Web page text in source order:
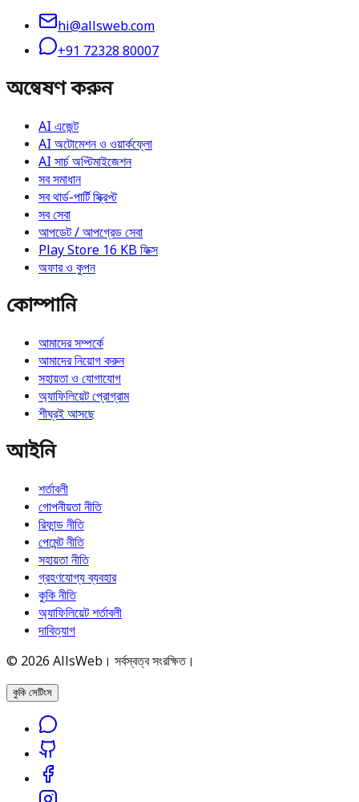
hi@allsweb.com
+91 72328 80007
অন্বেষণ করুন
AI এজেন্ট
AI অটোমেশন ও ওয়ার্কফ্লো
AI সার্চ অপ্টিমাইজেশন
সব সমাধান
সব থার্ড-পার্টি স্ক্রিপ্ট
সব সেবা
আপডেট / আপগ্রেড সেবা
Play Store 16 KB ফিক্স
অফার ও কুপন
কোম্পানি
আমাদের সম্পর্কে
আমাদের নিয়োগ করুন
সহায়তা ও যোগাযোগ
অ্যাফিলিয়েট প্রোগ্রাম
শীঘ্রই আসছে
আইনি
শর্তাবলী
গোপনীয়তা নীতি
রিফান্ড নীতি
পেমেন্ট নীতি
সহায়তা নীতি
গ্রহণযোগ্য ব্যবহার
কুকি নীতি
অ্যাফিলিয়েট শর্তাবলী
দাবিত্যাগ
© 2026 AllsWeb। সর্বস্বত্ব সংরক্ষিত।
কুকি সেটিংস